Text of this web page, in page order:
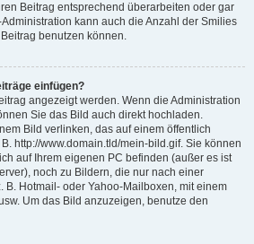
Beitrag entsprechend überarbeiten oder gar
kann auch die Anzahl der Smilies
benutzen können.
einfügen?
angezeigt werden. Wenn die Administration
Sie das Bild auch direkt hochladen.
Bild verlinken, das auf einem öffentlich
http://www.domain.tld/mein-bild.gif. Sie können
auf Ihrem eigenen PC befinden (außer es ist
noch zu Bildern, die nur nach einer
B. Hotmail- oder Yahoo-Mailboxen, mit einem
Um das Bild anzuzeigen, benutze den